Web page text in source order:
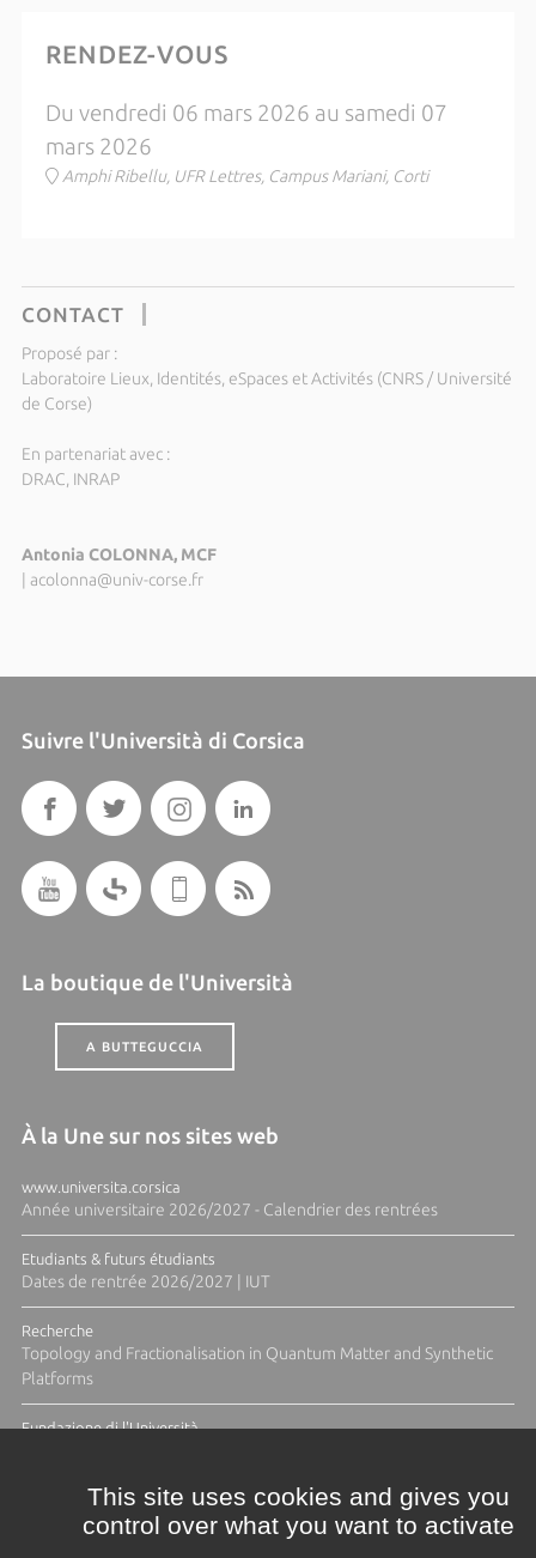
RENDEZ-VOUS
Du vendredi 06 mars 2026 au samedi 07
mars 2026
Amphi Ribellu, UFR Lettres, Campus Mariani, Corti
CONTACT
Proposé par :
Laboratoire Lieux, Identités, eSpaces et Activités (CNRS / Université
de Corse)
En partenariat avec :
DRAC, INRAP
Antonia COLONNA, MCF
acolonna@univ-corse.fr
Suivre l'Università di Corsica
La boutique de l'Università
A BUTTEGUCCIA
À la Une sur nos sites web
www.universita.corsica
Année universitaire 2026/2027 - Calendrier des rentrées
Etudiants & futurs étudiants
Dates de rentrée 2026/2027 | IUT
Recherche
Topology and Fractionalisation in Quantum Matter and Synthetic
Platforms
Fundazione di l'Università
This site uses cookies and gives you
control over what you want to activate